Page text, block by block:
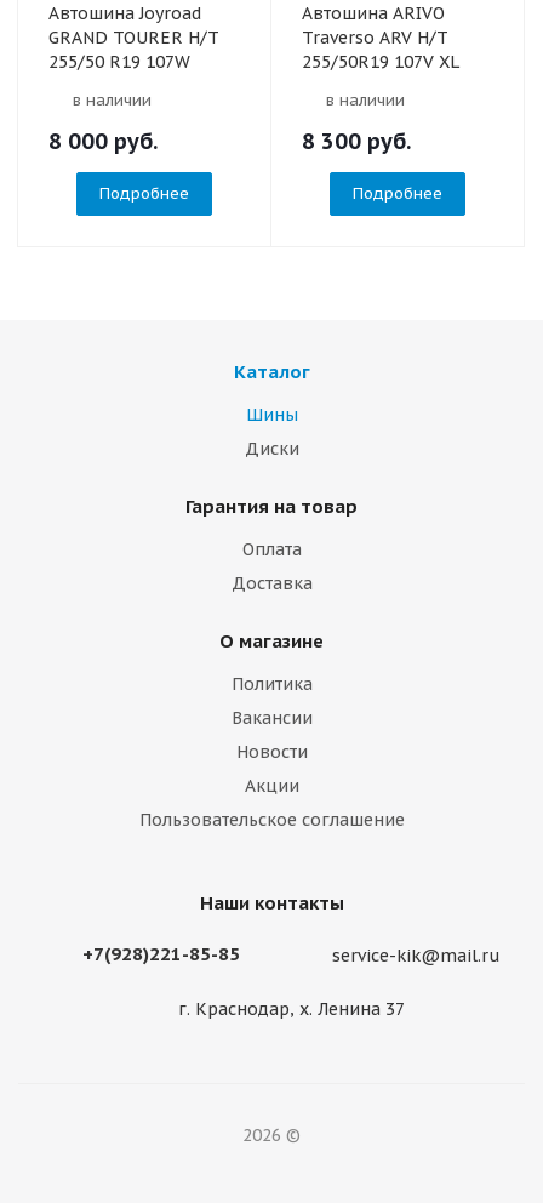
Автошина Joyroad
GRAND TOURER H/T
255/50 R19 107W
в наличии
8 000 руб.
Подробнее
Автошина ARIVO
Traverso ARV H/T
255/50R19 107V XL
в наличии
8 300 руб.
Подробнее
Каталог
Шины
Диски
Гарантия на товар
Оплата
Доставка
О магазине
Политика
Вакансии
Новости
Акции
Пользовательское соглашение
Наши контакты
+7(928)221-85-85 service-kik@mail.ru
г. Краснодар, х. Ленина 37
2026 ©